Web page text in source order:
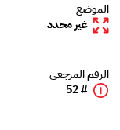
الموضع
غير محدد
الرقم المرجعي
# 52